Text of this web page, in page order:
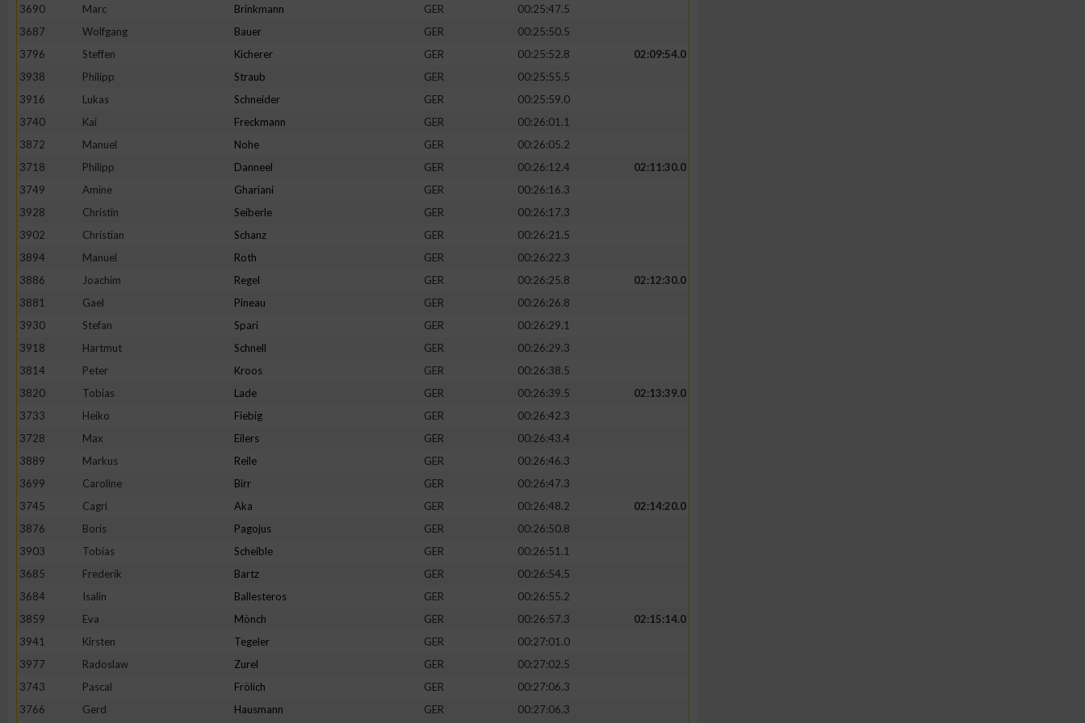
3690
Marc Brinkmann GER
00:25:47.5
3687
Wolfgang Bauer GER
00:25:50.5
3796
Steffen Kicherer GER 00:25:52.8
02:09:54.0
3938
Philipp Straub GER
00:25:55.5
3916
Lukas Schneider GER
00:25:59.0
3740
Kai Freckmann GER
00:26:01.1
3872
Manuel Nohe GER
00:26:05.2
3718
Philipp Danneel GER 00:26:12.4
02:11:30.0
3749
Amine Ghariani GER
00:26:16.3
3928
Christin Seiberle GER
00:26:17.3
3902
Christian Schanz GER
00:26:21.5
3894
Manuel Roth GER
00:26:22.3
3886
Joachim Regel GER 00:26:25.8
02:12:30.0
3881
Gael Pineau GER
00:26:26.8
3930
Stefan Spari GER
00:26:29.1
3918
Hartmut Schnell GER
00:26:29.3
3814
Peter Kroos GER
00:26:38.5
3820
Tobias Lade GER 00:26:39.5
02:13:39.0
3733
Heiko Fiebig GER
00:26:42.3
3728
Max Eilers GER
00:26:43.4
3889
Markus Reile GER
00:26:46.3
3699
Caroline Birr GER
00:26:47.3
3745
Cagri Aka GER 00:26:48.2
02:14:20.0
3876
Boris Pagojus GER
00:26:50.8
3903
Tobias Scheible GER
00:26:51.1
3685
Frederik Bartz GER
00:26:54.5
3684
Isalin Ballesteros GER
00:26:55.2
3859
Eva Mönch GER 00:26:57.3
02:15:14.0
3941
Kirsten Tegeler GER
00:27:01.0
3977
Radoslaw Zurel GER
00:27:02.5
3743
Pascal Frölich GER
00:27:06.3
3766
Gerd Hausmann GER 00:27:06.3
Erstellung von Profilen zur Personalisierung von Inhalten
Verwendung von Profilen zur Auswahl personalisierter Inhalte
verschiedenen Quellen
Entwicklung und Verbesserung der Angebote
Verwendung reduzierter Daten zur Auswahl von Inhalten
IAB-Besonderheiten:
Verwendung genauer Standortdaten
Nicht-IAB-Verarbeitungszwecke:
Performance
Funktional
Werbung